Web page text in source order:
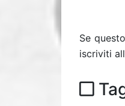
Se
iscriviti